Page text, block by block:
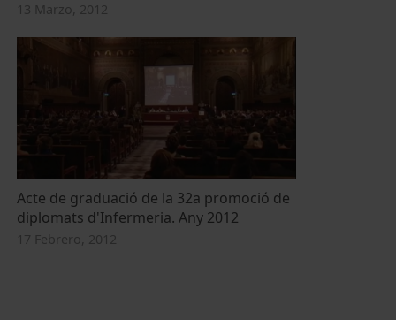
13 Marzo, 2012
Acte de graduació de la 32a promoció de
diplomats d'Infermeria. Any 2012
17 Febrero, 2012